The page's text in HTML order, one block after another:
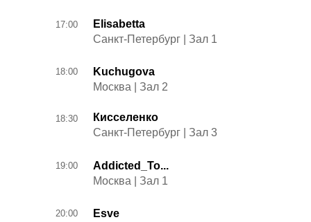
17:00
Санкт-Петербург | Зал 3
Москва | Зал 1
Санкт-Петербург | Зал 1
Кисселенко
Addicted_To...
Esve
Elisabetta
Kuchugova
Москва | Зал 2
18:30
19:00
20:00
18:00